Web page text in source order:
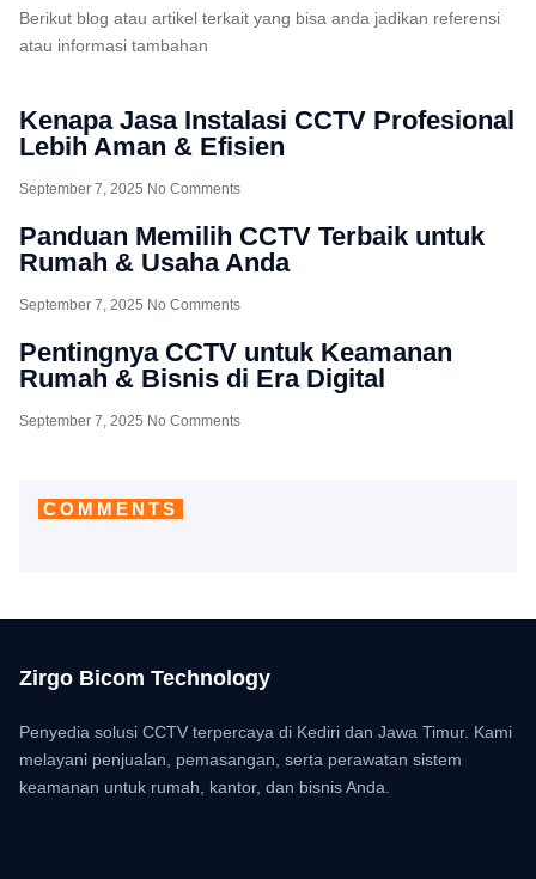
Berikut blog atau artikel terkait yang bisa anda jadikan referensi
atau informasi tambahan
Kenapa Jasa Instalasi CCTV Profesional
Lebih Aman & Efisien
September 7, 2025 No Comments
Panduan Memilih CCTV Terbaik untuk
Rumah & Usaha Anda
September 7, 2025 No Comments
Pentingnya CCTV untuk Keamanan
Rumah & Bisnis di Era Digital
September 7, 2025 No Comments
COMMENTS
Zirgo Bicom Technology
Penyedia solusi CCTV terpercaya di Kediri dan Jawa Timur. Kami
melayani penjualan, pemasangan, serta perawatan sistem
keamanan untuk rumah, kantor, dan bisnis Anda.